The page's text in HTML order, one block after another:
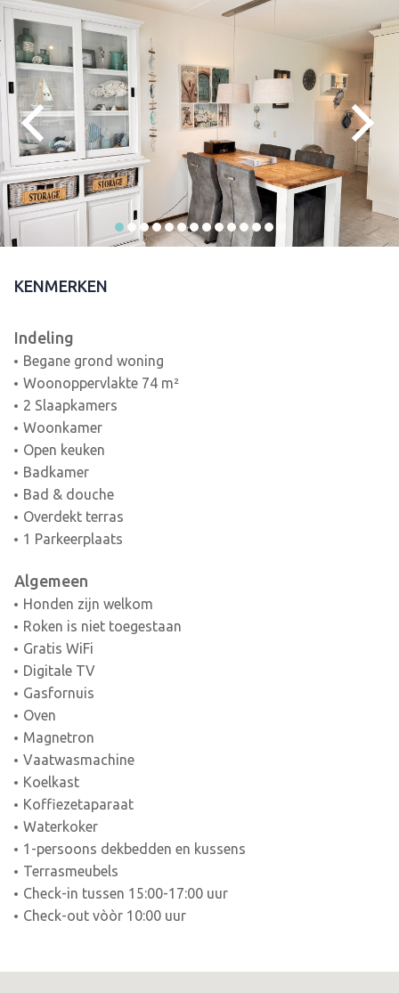
KENMERKEN
Indeling
Begane grond woning
Woonoppervlakte 74 m²
2 Slaapkamers
Woonkamer
Open keuken
Badkamer
Bad & douche
Overdekt terras
1 Parkeerplaats
Algemeen
Honden zijn welkom
Roken is niet toegestaan
Gratis WiFi
Digitale TV
Gasfornuis
Oven
Magnetron
Vaatwasmachine
Koelkast
Koffiezetaparaat
Waterkoker
1-persoons dekbedden en kussens
Terrasmeubels
Check-in tussen 15:00-17:00 uur
Check-out vòòr 10:00 uur